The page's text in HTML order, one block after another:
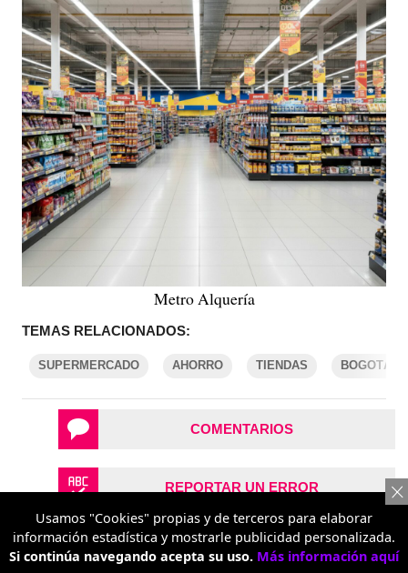
Metro Alquería
TEMAS RELACIONADOS:
SUPERMERCADO AHORRO TIENDAS BOGOTÁ
COMENTARIOS
REPORTAR UN ERROR
Usamos "Cookies" propias y de terceros para elaborar
información estadística y mostrarle publicidad personalizada.
Si continúa navegando acepta su uso. Más información aquí